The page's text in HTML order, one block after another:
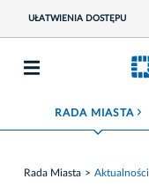
UŁATWIENIA DOSTĘPU
RADA MIASTAROZWIŃ MENU
Rada Miasta Aktualności